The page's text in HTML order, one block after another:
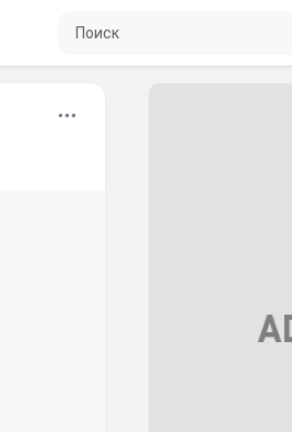
Поиск по сайту